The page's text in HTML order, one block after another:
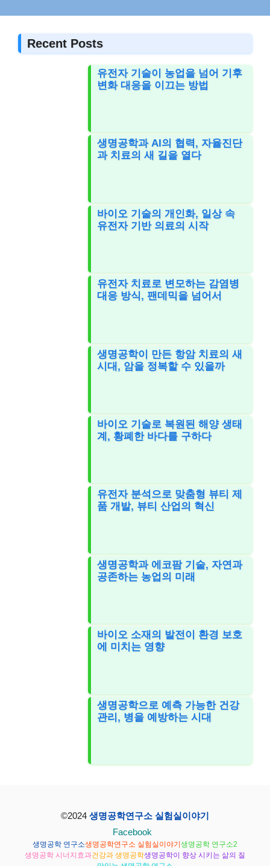
Recent Posts
유전자 기술이 농업을 넘어 기후
변화 대응을 이끄는 방법
생명공학과 AI의 협력, 자율진단
과 치료의 새 길을 열다
바이오 기술의 개인화, 일상 속
유전자 기반 의료의 시작
유전자 치료로 변모하는 감염병
대응 방식, 팬데믹을 넘어서
생명공학이 만든 항암 치료의 새
시대, 암을 정복할 수 있을까
바이오 기술로 복원된 해양 생태
계, 황폐한 바다를 구하다
유전자 분석으로 맞춤형 뷰티 제
품 개발, 뷰티 산업의 혁신
생명공학과 에코팜 기술, 자연과
공존하는 농업의 미래
바이오 소재의 발전이 환경 보호
에 미치는 영향
생명공학으로 예측 가능한 건강
관리, 병을 예방하는 시대
©2024 생명공학연구소 실험실이야기
Facebook
생명공학 연구소생명공학연구소 실험실이야기 생명공학 연구소2
생명공학 시너지효과건강과 생명공학생명공학이 향상 시키는 삶의 질